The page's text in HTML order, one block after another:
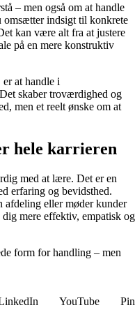
– men også om at handle
omsætter indsigt til konkrete
kan være alt fra at justere
på en mere konstruktiv
at handle i
skaber troværdighed og
men et reelt ønske om at
hele karrieren
med at lære. Det er en
erfaring og bevidsthed.
afdeling eller møder kunder
mere effektiv, empatisk og
form for handling – men
YouTube